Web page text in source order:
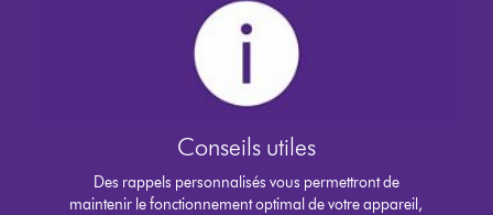
Conseils utiles
Des rappels personnalisés vous permettront de
maintenir le fonctionnement optimal de votre appareil,